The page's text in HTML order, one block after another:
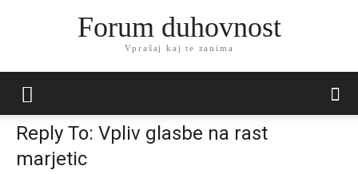
Forum duhovnost
Vprašaj kaj te zanima
Reply To: Vpliv glasbe na rast
marjetic